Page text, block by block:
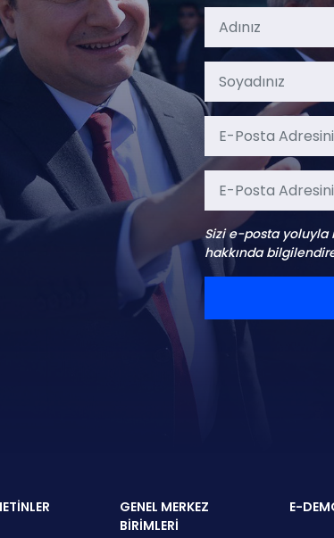
Sizi e-posta yoluyla
hakkında
GENEL MERKEZ
BİRİMLERİ
E-